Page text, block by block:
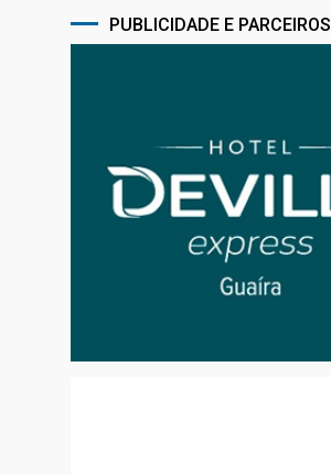
PUBLICIDADE E PARCEIROS